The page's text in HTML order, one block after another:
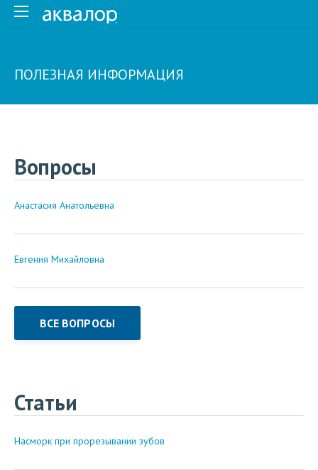
ПОЛЕЗНАЯ ИНФОРМАЦИЯ
Вопросы
Анастасия Анатольевна
Евгения Михайловна
ВСЕ ВОПРОСЫ
Статьи
Насморк при прорезывании зубов